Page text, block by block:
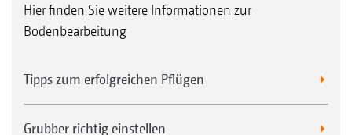
Hier finden Sie weitere Informationen zur
Bodenbearbeitung
Tipps zum erfolgreichen Pflügen
Grubber richtig einstellen